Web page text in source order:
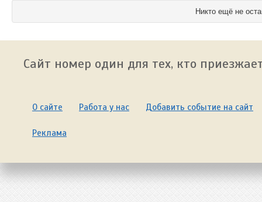
Никто ещё не
Сайт номер один для тех, кто
О сайте Работа у нас Добавить событие на сайт
Реклама